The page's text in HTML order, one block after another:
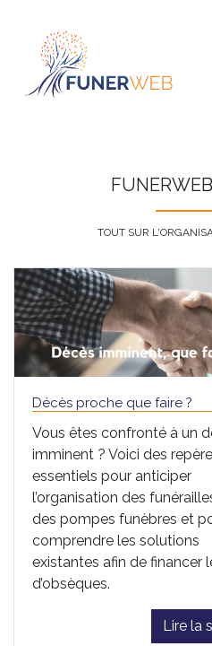
TOUT SUR
Décès proche que faire ?
Vous êtes confronté à un
imminent ? Voici des
essentiels pour anticiper
l’organisation des
des pompes funèbres et
comprendre les solutions
existantes afin de financer
d’obsèques.
Lire la